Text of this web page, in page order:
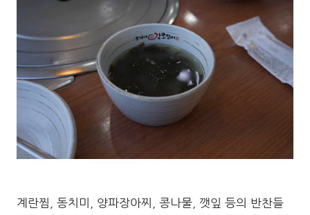
계란찜, 동치미, 양파장아찌, 콩나물, 깻잎 등의 반찬들